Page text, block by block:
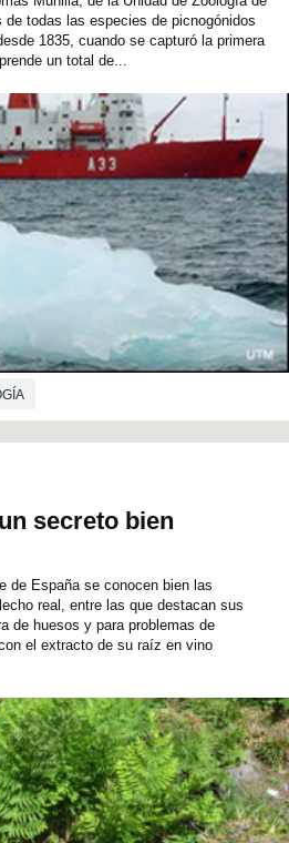
de todas las especies de picnogónidos
1835, cuando se capturó la primera
un total de...
secreto bien
de España se conocen bien las
real, entre las que destacan sus
de huesos y para problemas de
el extracto de su raíz en vino